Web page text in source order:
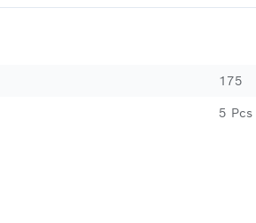
175
5 Pcs